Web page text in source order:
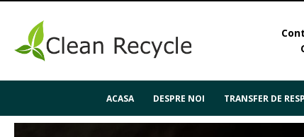
ACASA DESPRE NOI TRANSFER DE